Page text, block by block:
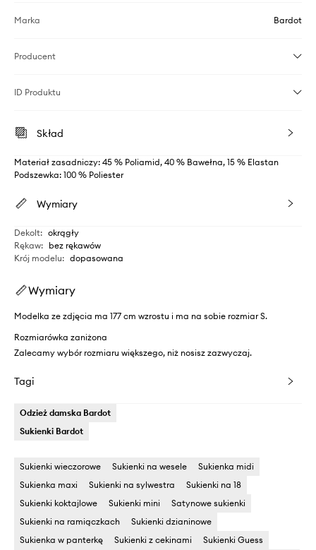
Marka Bardot
Producent
ID Produktu
Skład
Materiał zasadniczy: 45 % Poliamid, 40 % Bawełna, 15 % Elastan
Podszewka: 100 % Poliester
Wymiary
Dekolt: okrągły
Rękaw: bez rękawów
Krój modelu: dopasowana
Wymiary
Modelka ze zdjęcia ma 177 cm wzrostu i ma na sobie rozmiar S.
Rozmiarówka zaniżona
Zalecamy wybór rozmiaru większego, niż nosisz zazwyczaj.
Tagi
Odzież damska Bardot
Sukienki Bardot
Sukienki wieczorowe Sukienki na wesele
Sukienka midi
Sukienka maxi
Sukienki na sylwestra
Sukienki na 18
Sukienki koktajlowe
Sukienki mini
Satynowe sukienki
Sukienki na ramiączkach
Sukienki dzianinowe
Sukienka w panterkę
Sukienki z cekinami
Sukienki Guess